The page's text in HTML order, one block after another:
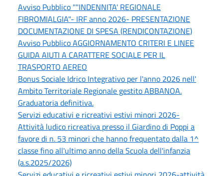
Avviso Pubblico ""INDENNITA' REGIONALE
FIBROMIALGIA"- IRF anno 2026- PRESENTAZIONE
DOCUMENTAZIONE DI SPESA (RENDICONTAZIONE)
Avviso Pubblico AGGIORNAMENTO CRITERI E LINEE
GUIDA AIUTI A CARATTERE SOCIALE PER IL
TRASPORTO AEREO
Bonus Sociale Idrico Integrativo per l'anno 2026 nell'
Ambito Territoriale Regionale gestito ABBANOA.
Graduatoria definitiva.
Servizi educativi e ricreativi estivi minori 2026-
Attività ludico ricreativa presso il Giardino di Poppi a
favore di n. 53 minori che hanno frequentato dalla 1^
classe fino all'ultimo anno della Scuola dell'infanzia
(a.s.2025/2026)